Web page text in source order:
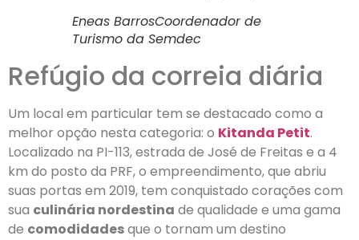
Eneas BarrosCoordenador de
Turismo da Semdec
Refúgio da correia diária
Um local em particular tem se destacado como a
melhor opção nesta categoria: o Kitanda Petit.
Localizado na PI-113, estrada de José de Freitas e a 4
km do posto da PRF, o empreendimento, que abriu
suas portas em 2019, tem conquistado corações com
sua culinária nordestina de qualidade e uma gama
de comodidadesque o tornam um destino